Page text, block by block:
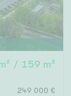
/ 159 m²
at 249 000 €